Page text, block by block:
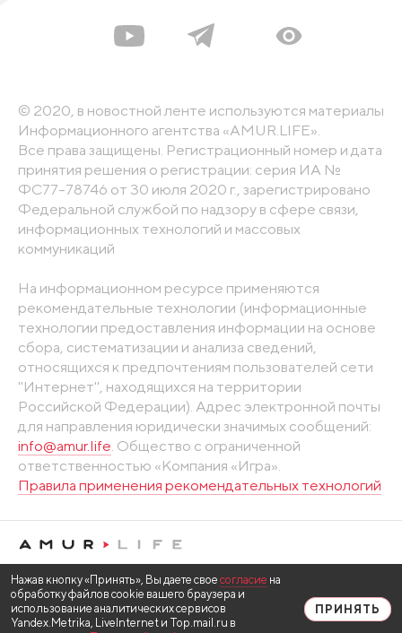
© 2020, в новостной ленте используются материалы
Информационного агентства «AMUR.LIFE».
Все права защищены. Регистрационный номер и дата
принятия решения о регистрации: серия ИА №
ФС77-78746 от 30 июля 2020 г., зарегистрировано
Федеральной службой по надзору в сфере связи,
информационных технологий и массовых
коммуникаций
На информационном ресурсе применяются
рекомендательные технологии (информационные
технологии предоставления информации на основе
сбора, систематизации и анализа сведений,
относящихся к предпочтениям пользователей сети
"Интернет", находящихся на территории
Российской Федерации). Адрес электронной почты
для направления юридически значимых сообщений:
info@amur.life . Общество с ограниченной
ответственностью «Компания «Игра».
Правила применения рекомендательных технологий
Нажав кнопку «Принять», Вы даете свое согласие на
обработку файлов cookie вашего браузера и
использование аналитических сервисов
Yandex.Metrika, LiveInternet и Top.mail.ru в
ПРИНЯТЬ